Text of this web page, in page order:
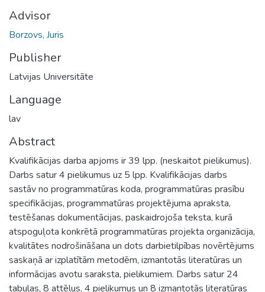
Advisor
Borzovs, Juris
Publisher
Latvijas Universitāte
Language
lav
Abstract
Kvalifikācijas darba apjoms ir 39 lpp. (neskaitot pielikumus).
Darbs satur 4 pielikumus uz 5 lpp. Kvalifikācijas darbs
sastāv no programmatūras koda, programmatūras prasību
specifikācijas, programmatūras projektējuma apraksta,
testēšanas dokumentācijas, paskaidrojoša teksta, kurā
atspoguļota konkrētā programmatūras projekta organizācija,
kvalitātes nodrošināšana un dots darbietilpības novērtējums
saskaņā ar izplatītām metodēm, izmantotās literatūras un
informācijas avotu saraksta, pielikumiem. Darbs satur 24
tabulas, 8 attēlus, 4 pielikumus un 8 izmantotās literatūras